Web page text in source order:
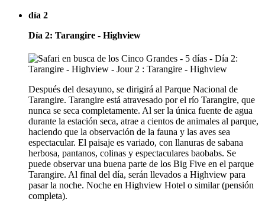
día 2
Día 2: Tarangire - Highview
Después del desayuno, se dirigirá al Parque Nacional de
Tarangire. Tarangire está atravesado por el río Tarangire, que
nunca se seca completamente. Al ser la única fuente de agua
durante la estación seca, atrae a cientos de animales al parque,
haciendo que la observación de la fauna y las aves sea
espectacular. El paisaje es variado, con llanuras de sabana
herbosa, pantanos, colinas y espectaculares baobabs. Se
puede observar una buena parte de los Big Five en el parque
Tarangire. Al final del día, serán llevados a Highview para
pasar la noche. Noche en Highview Hotel o similar (pensión
completa).